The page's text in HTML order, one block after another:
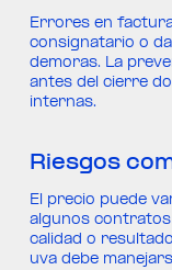
Errores en
consignatario o
demoras. La
antes del cierre
internas.
Riesgos
El precio puede
algunos
calidad o
uva debe